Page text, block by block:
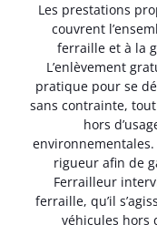
Les prestations
couvrent
ferraille et à la
L’enlèvement
pratique pour se
sans contrainte,
hors
environnementales.
rigueur afin de
Ferrailleur
ferraille, qu’il
véhicules hors